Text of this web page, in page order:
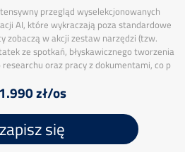
przegląd wyselekcjonowanych
AI, które wykraczają poza standardowe
zobaczą w akcji zestaw narzędzi (tzw.
ze spotkań, błyskawicznego tworzenia
oraz pracy z dokumentami, co p
1.990 zł/os
zapisz się